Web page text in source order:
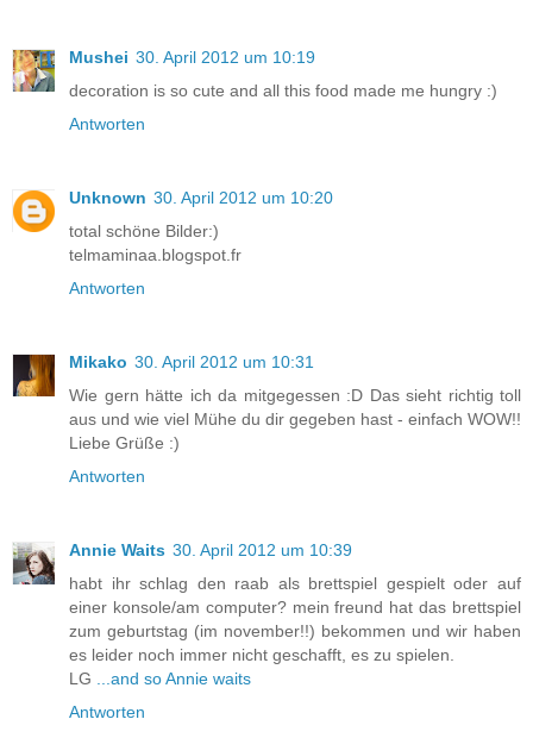
Mushei 30. April 2012 um 10:19
decoration is so cute and all this food made me hungry :)
Antworten
Unknown 30. April 2012 um 10:20
total schöne Bilder:)
telmaminaa.blogspot.fr
Antworten
Mikako 30. April 2012 um 10:31
Wie gern hätte ich da mitgegessen :D Das sieht richtig toll
aus und wie viel Mühe du dir gegeben hast - einfach WOW!!
Liebe Grüße :)
Antworten
Annie Waits 30. April 2012 um 10:39
habt ihr schlag den raab als brettspiel gespielt oder auf
einer konsole/am computer? mein freund hat das brettspiel
zum geburtstag (im november!!) bekommen und wir haben
es leider noch immer nicht geschafft, es zu spielen.
LG
...and so Annie waits
Antworten